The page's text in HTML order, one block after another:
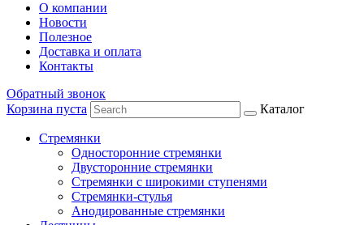
О компании
Новости
Полезное
Доставка и оплата
Контакты
Обратный звонок
Корзина пуста
Каталог
Стремянки
Односторонние стремянки
Двусторонние стремянки
Стремянки с широкими ступенями
Стремянки-стулья
Анодированные стремянки